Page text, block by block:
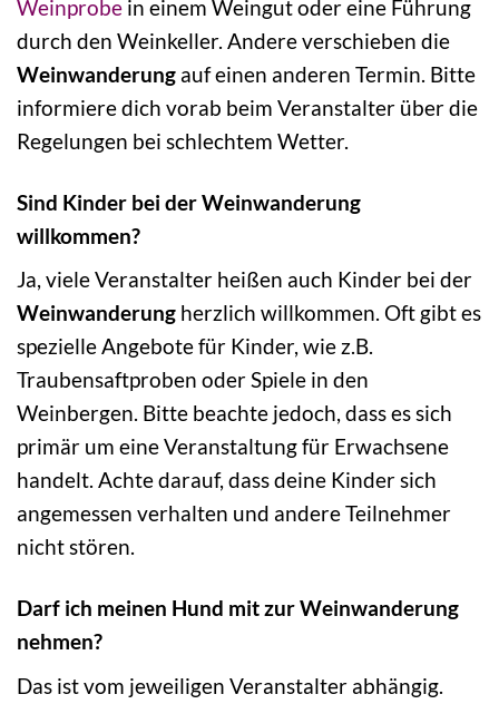
Weinprobe in einem Weingut oder eine Führung
durch den Weinkeller. Andere verschieben die
Weinwanderung auf einen anderen Termin. Bitte
informiere dich vorab beim Veranstalter über die
Regelungen bei schlechtem Wetter.
Sind Kinder bei der Weinwanderung
willkommen?
Ja, viele Veranstalter heißen auch Kinder bei der
Weinwanderung herzlich willkommen. Oft gibt es
spezielle Angebote für Kinder, wie z.B.
Traubensaftproben oder Spiele in den
Weinbergen. Bitte beachte jedoch, dass es sich
primär um eine Veranstaltung für Erwachsene
handelt. Achte darauf, dass deine Kinder sich
angemessen verhalten und andere Teilnehmer
nicht stören.
Darf ich meinen Hund mit zur Weinwanderung
nehmen?
Das ist vom jeweiligen Veranstalter abhängig.